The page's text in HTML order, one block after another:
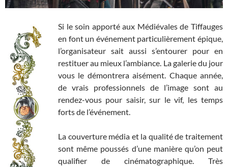
Si le soin apporté aux Médiévales de Tiffauges
en font un événement particulièrement épique,
l’organisateur sait aussi s’entourer pour en
restituer au mieux l’ambiance. La galerie du jour
vous le démontrera aisément. Chaque année,
de vrais professionnels de l’image sont au
rendez-vous pour saisir, sur le vif, les temps
forts de l’événement.
La couverture média et la qualité de traitement
sont même poussés d’une manière qu’on peut
qualifier de cinématographique. Très